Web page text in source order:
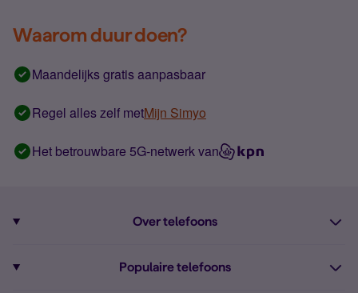
Waarom duur doen?
Maandelijks gratis aanpasbaar
Regel alles zelf metMijn Simyo
Het betrouwbare 5G-netwerk van
Over telefoons
Populaire telefoons